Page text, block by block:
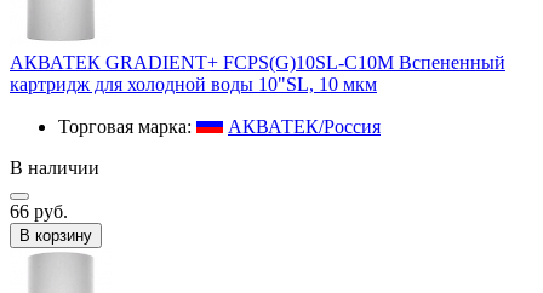
АКВАТЕК GRADIENT+ FCPS(G)10SL-C10M Вспененный
картридж для холодной воды 10"SL, 10 мкм
Торговая марка:
АКВАТЕК/Россия
В наличии
66 руб.
В корзину